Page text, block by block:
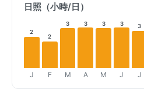
日照（小時/日）
2
J
2
F
3
M
3
A
3
M
3
J
3
J